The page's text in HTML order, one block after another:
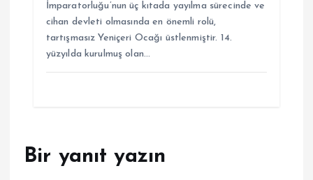
İmparatorluğu’nun üç kıtada yayılma sürecinde ve
cihan devleti olmasında en önemli rolü,
tartışmasız Yeniçeri Ocağı üstlenmiştir. 14.
yüzyılda kurulmuş olan…
Bir yanıt yazın